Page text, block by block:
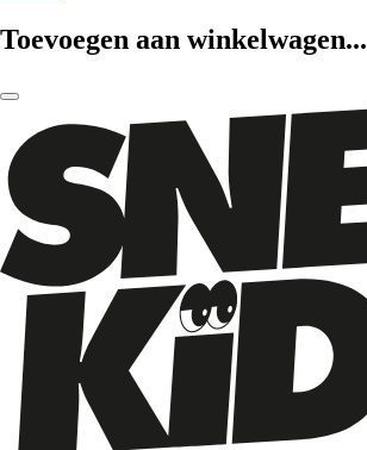
Toevoegen aan winkelwagen...